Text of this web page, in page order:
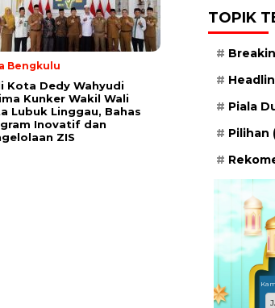
Bengkulu
Kota Dedy Wahyudi
Kunker Wakil Wali
Lubuk Linggau, Bahas
Inovatif dan
ZIS
TOPIK
Piala
Pilihan